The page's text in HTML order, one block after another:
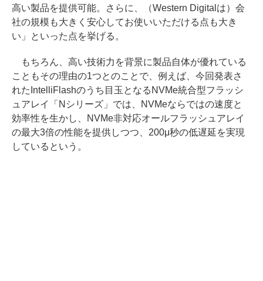
高い製品を提供可能。さらに、（Western Digitalは）会
社の規模も大きく安心してお使いいただける点も大き
い」といった点を挙げる。
もちろん、高い技術力を背景に製品自体が優れている
こともその理由の1つとのことで、例えば、今回発表さ
れたIntelliFlashのうち目玉となるNVMe統合型フラッシ
ュアレイ「Nシリーズ」では、NVMeならではの速度と
効率性を生かし、NVMe非対応オールフラッシュアレイ
の最大3倍の性能を提供しつつ、200μ秒の低遅延を実現
しているという。